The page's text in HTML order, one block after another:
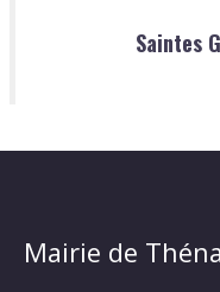
Saintes
Mairie de